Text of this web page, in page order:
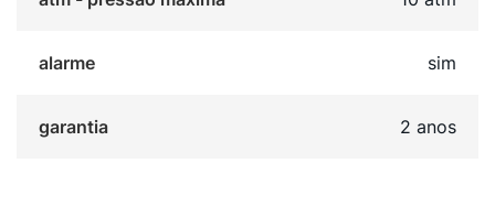
alarme sim
garantia 2 anos